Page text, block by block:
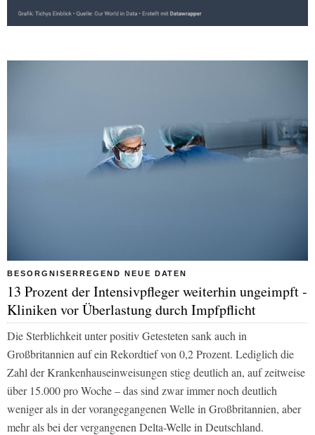
BESORGNISERREGEND NEUE DATEN
13 Prozent der Intensivpfleger weiterhin ungeimpft -
Kliniken vor Überlastung durch Impfpflicht
Die Sterblichkeit unter positiv Getesteten sank auch in
Großbritannien auf ein Rekordtief von 0,2 Prozent. Lediglich die
Zahl der Krankenhauseinweisungen stieg deutlich an, auf zeitweise
über 15.000 pro Woche – das sind zwar immer noch deutlich
weniger als in der vorangegangenen Welle in Großbritannien, aber
mehr als bei der vergangenen Delta-Welle in Deutschland.